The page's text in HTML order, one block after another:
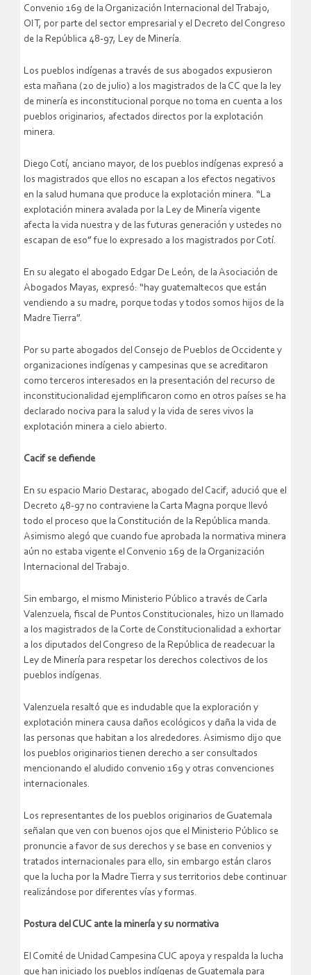
Convenio 169 de la Organización Internacional del Trabajo,
OIT, por parte del sector empresarial y el Decreto del Congreso
de la República 48-97, Ley de Minería.
Los pueblos indígenas a través de sus abogados expusieron
esta mañana (20 de julio) a los magistrados de la CC que la ley
de minería es inconstitucional porque no toma en cuenta a los
pueblos originarios, afectados directos por la explotación
minera.
Diego Cotí, anciano mayor, de los pueblos indígenas expresó a
los magistrados que ellos no escapan a los efectos negativos
en la salud humana que produce la explotación minera. “La
explotación minera avalada por la Ley de Minería vigente
afecta la vida nuestra y de las futuras generación y ustedes no
escapan de eso” fue lo expresado a los magistrados por Cotí.
En su alegato el abogado Edgar De León, de la Asociación de
Abogados Mayas, expresó: “hay guatemaltecos que están
vendiendo a su madre, porque todas y todos somos hijos de la
Madre Tierra”.
Por su parte abogados del Consejo de Pueblos de Occidente y
organizaciones indígenas y campesinas que se acreditaron
como terceros interesados en la presentación del recurso de
inconstitucionalidad ejemplificaron como en otros países se ha
declarado nociva para la salud y la vida de seres vivos la
explotación minera a cielo abierto.
Cacif se defiende
En su espacio Mario Destarac, abogado del Cacif, adució que el
Decreto 48-97 no contraviene la Carta Magna porque llevó
todo el proceso que la Constitución de la República manda.
Asimismo alegó que cuando fue aprobada la normativa minera
aún no estaba vigente el Convenio 169 de la Organización
Internacional del Trabajo.
Sin embargo, el mismo Ministerio Público a través de Carla
Valenzuela, fiscal de Puntos Constitucionales, hizo un llamado
a los magistrados de la Corte de Constitucionalidad a exhortar
a los diputados del Congreso de la República de readecuar la
Ley de Minería para respetar los derechos colectivos de los
pueblos indígenas.
Valenzuela resaltó que es indudable que la exploración y
explotación minera causa daños ecológicos y daña la vida de
las personas que habitan a los alrededores. Asimismo dijo que
los pueblos originarios tienen derecho a ser consultados
mencionando el aludido convenio 169 y otras convenciones
internacionales.
Los representantes de los pueblos originarios de Guatemala
señalan que ven con buenos ojos que el Ministerio Público se
pronuncie a favor de sus derechos y se base en convenios y
tratados internacionales para ello, sin embargo están claros
que la lucha por la Madre Tierra y sus territorios debe continuar
realizándose por diferentes vías y formas.
Postura del CUC ante la minería y su normativa
El Comité de Unidad Campesina CUC apoya y respalda la lucha
que han iniciado los pueblos indígenas de Guatemala para